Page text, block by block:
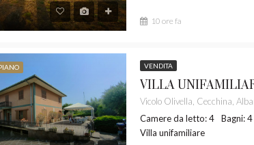
10 ore fa
VENDITA
Camere da letto: 4
Bagni: 4
Villa unifamiliare
€ 525.000,00